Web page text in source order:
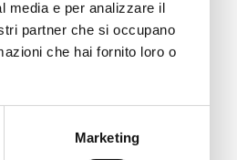
media e per analizzare il
partner che si occupano
che hai fornito loro o
Marketing
del